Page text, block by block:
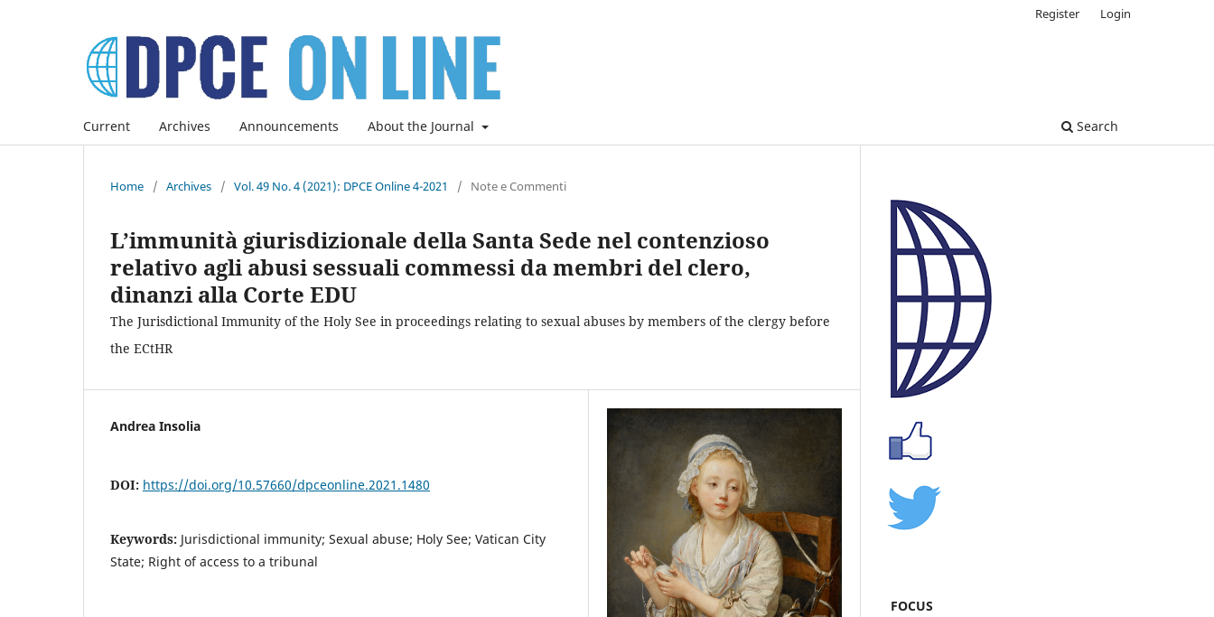
Current Archives Announcements About the Journal Search
Register Login
Home / Archives / Vol. 49 No. 4 (2021): DPCE Online 4-2021 / Note e Commenti
L’immunità giurisdizionale della Santa Sede nel contenzioso
relativo agli abusi sessuali commessi da membri del clero,
dinanzi alla Corte EDU
The Jurisdictional Immunity of the Holy See in proceedings relating to sexual abuses by members of the clergy before
the ECtHR
Andrea Insolia
DOI: https://doi.org/10.57660/dpceonline.2021.1480
Keywords: Jurisdictional immunity; Sexual abuse; Holy See; Vatican City
State; Right of access to a tribunal
FOCUS